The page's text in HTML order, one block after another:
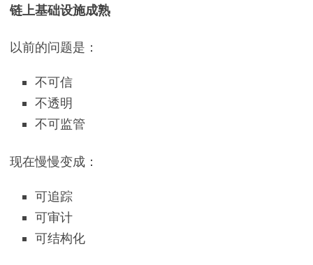
链上基础设施成熟
以前的问题是：
不可信
不透明
不可监管
现在慢慢变成：
可追踪
可审计
可结构化